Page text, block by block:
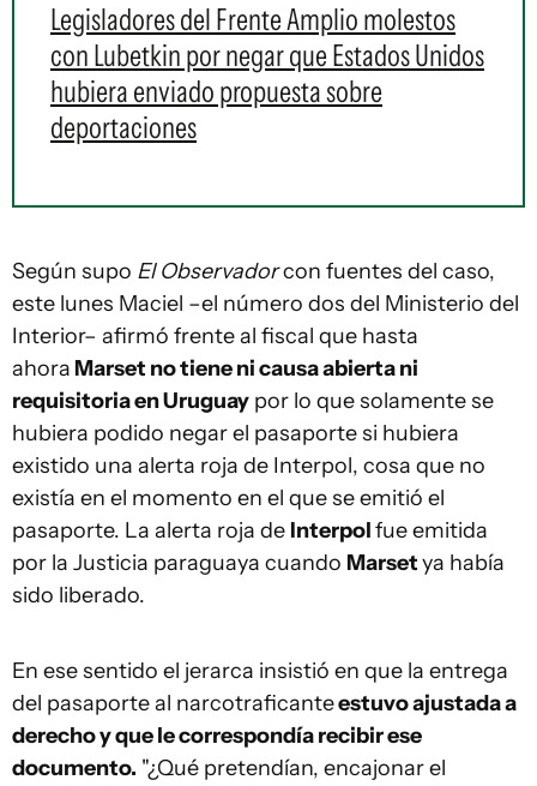
Legisladores del Frente Amplio molestos
con Lubetkin por negar que Estados Unidos
hubiera enviado propuesta sobre
deportaciones
Según supo El Observadorcon fuentes del caso,
este lunes Maciel –el número dos del Ministerio del
Interior– afirmó frente al fiscal que hasta
ahora Marset no tiene ni causa abierta ni
requisitoria en Uruguay por lo que solamente se
hubiera podido negar el pasaporte si hubiera
existido una alerta roja de Interpol, cosa que no
existía en el momento en el que se emitió el
pasaporte. La alerta roja de Interpolfue emitida
por la Justicia paraguaya cuando Marsetya había
sido liberado.
En ese sentido el jerarca insistió en que la entrega
del pasaporte al narcotraficanteestuvo ajustada a
derecho y que le correspondía recibir ese
documento. "¿Qué pretendían, encajonar el